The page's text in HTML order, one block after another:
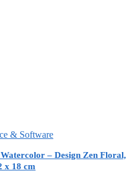
& Software
– Design Zen Floral,
x 18 cm